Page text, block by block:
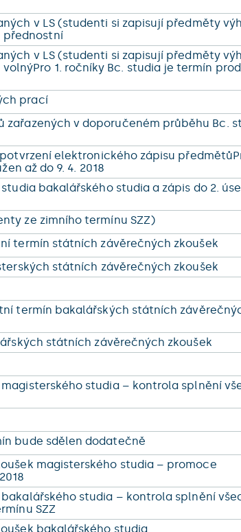
v LS (studenti si zapisují předměty
přednostní
v LS (studenti si zapisují předměty
volnýPro 1. ročníky Bc. studia je termín
prací
v doporučeném průběhu Bc.
elektronického zápisu
až do 9. 4. 2018
bakalářského studia a zápis do 2.
ze zimního termínu SZZ)
termín státních závěrečných zkoušek
státních závěrečných zkoušek
termín bakalářských státních
státních závěrečných zkoušek
studia – kontrola splnění
bude sdělen dodatečně
magisterského studia – promoce
studia – kontrola splnění
SZZ
bakalářského studia